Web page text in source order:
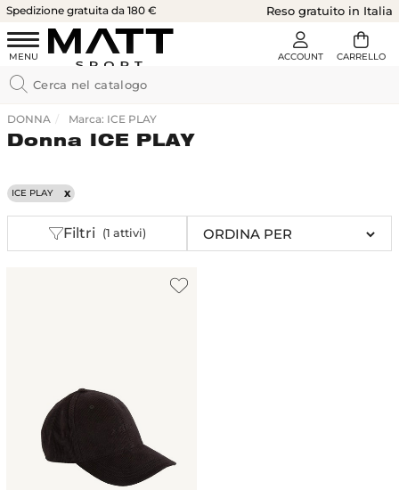
Spedizione gratuita da 180 € Reso gratuito in Italia
DONNA Marca: ICE PLAY
Donna ICE PLAY
ICE PLAY
Filtri (1 attivi)